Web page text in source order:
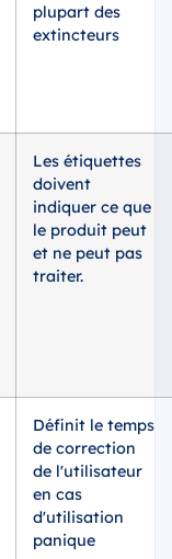
plupart des
extincteurs
Les étiquettes
doivent
indiquer ce que
le produit peut
et ne peut pas
traiter.
Définit le temps
de correction
de l'utilisateur
en cas
d'utilisation
panique